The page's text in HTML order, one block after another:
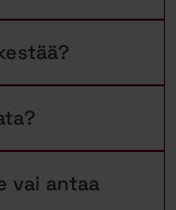
vai antaa